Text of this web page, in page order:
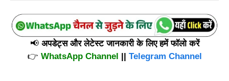
📢 अपडेट्स और लेटेस्ट जानकारी के लिए हमें फॉलो करें
👉 WhatsApp Channel || Telegram Channel